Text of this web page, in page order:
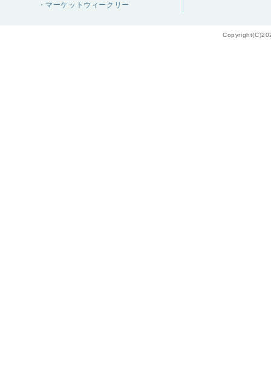
・マーケットウィークリー